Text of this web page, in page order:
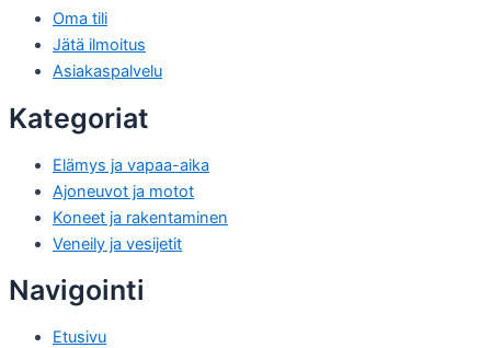
Oma tili
Jätä ilmoitus
Asiakaspalvelu
Kategoriat
Elämys ja vapaa-aika
Ajoneuvot ja motot
Koneet ja rakentaminen
Veneily ja vesijetit
Navigointi
Etusivu